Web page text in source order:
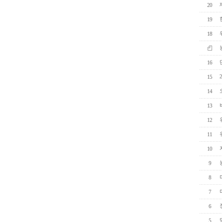
20
19
18
16
15
14
13
12
11
10
9
8
7
6
5